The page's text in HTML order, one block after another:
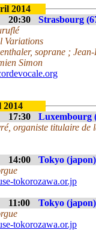
2014
20:30
Strasbourg
Variations
soprane ;
Simon
2014
17:30
Luxembourg
organiste titulaire
14:00 Tokyo
tokorozawa.or.jp
11:00 Tokyo
tokorozawa.or.jp